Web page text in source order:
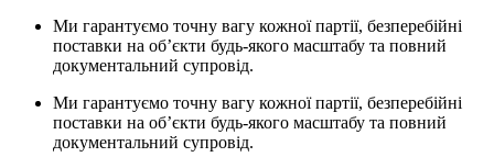
Ми гарантуємо точну вагу кожної партії, безперебійні
поставки на об’єкти будь-якого масштабу та повний
документальний супровід.
Ми гарантуємо точну вагу кожної партії, безперебійні
поставки на об’єкти будь-якого масштабу та повний
документальний супровід.